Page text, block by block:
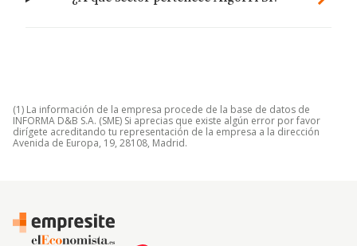
(1) La información de la empresa procede de la base de datos de
INFORMA D&B S.A. (SME) Si aprecias que existe algún error por favor
dirígete acreditando tu representación de la empresa a la dirección
Avenida de Europa, 19, 28108, Madrid.